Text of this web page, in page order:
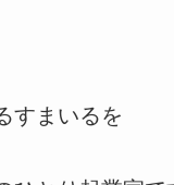
すまいるを